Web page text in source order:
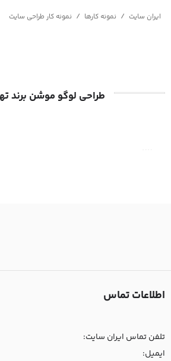
ایران سایت / نمونه کارها / نمونه کار طراحی سایت
طراحی لوگو موشن برند
اطلاعات تماس
تلفن تماس ایران سایت:
ایمیل: